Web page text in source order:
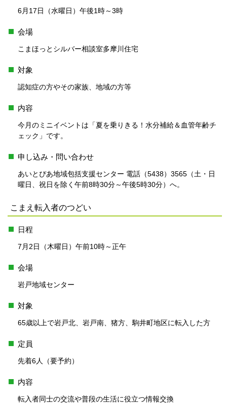
6月17日（水曜日）午後1時～3時
会場
こまほっとシルバー相談室多摩川住宅
対象
認知症の方やその家族、地域の方等
内容
今月のミニイベントは「夏を乗りきる！水分補給＆血管年齢チ
ェック」です。
申し込み・問い合わせ
あいとぴあ地域包括支援センター 電話（5438）3565（土・日
曜日、祝日を除く午前8時30分～午後5時30分）へ。
こまえ転入者のつどい
日程
7月2日（木曜日）午前10時～正午
会場
岩戸地域センター
対象
65歳以上で岩戸北、岩戸南、猪方、駒井町地区に転入した方
定員
先着6人（要予約）
内容
転入者同士の交流や普段の生活に役立つ情報交換